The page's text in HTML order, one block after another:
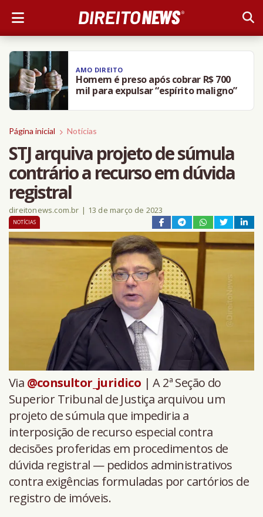
AMO DIREITO
Homem é preso após cobrar R$ 700
mil para expulsar “espírito maligno”
Página inicial Notícias
STJ arquiva projeto de súmula
contrário a recurso em dúvida
registral
direitonews.com.br | 13 de março de 2023
NOTÍCIAS
Via @consultor_juridico | A 2ª Seção do
Superior Tribunal de Justiça arquivou um
projeto de súmula que impediria a
interposição de recurso especial contra
decisões proferidas em procedimentos de
dúvida registral — pedidos administrativos
contra exigências formuladas por cartórios de
registro de imóveis.